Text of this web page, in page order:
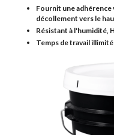
Fournit une adhérence
décollement vers le
Résistant à l'humidité,
Temps de travail